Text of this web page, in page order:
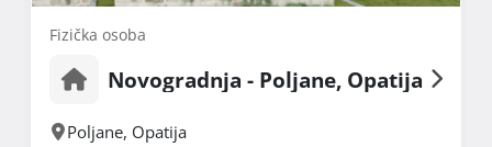
Fizička osoba
Novogradnja - Poljane, Opatija
Poljane, Opatija